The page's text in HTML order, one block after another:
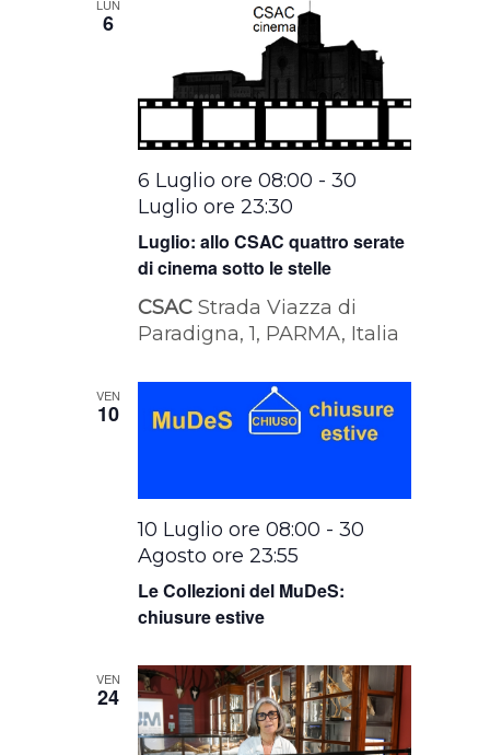
LUN
6
Luglio: allo CSAC quattro serate
di cinema sotto le stelle
6 Luglio ore 08:00 -30
Luglio ore 23:30
CSACStrada Viazza di
Paradigna, 1, PARMA, Italia
VEN
10
Le Collezioni del MuDeS:
chiusure estive
10 Luglio ore 08:00 -30
Agosto ore 23:55
VEN
24